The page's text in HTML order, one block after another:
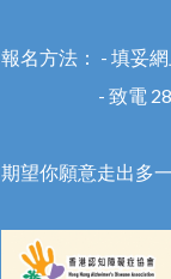
報名方法： - 填妥
- 致電 2818
期望你願意走出多